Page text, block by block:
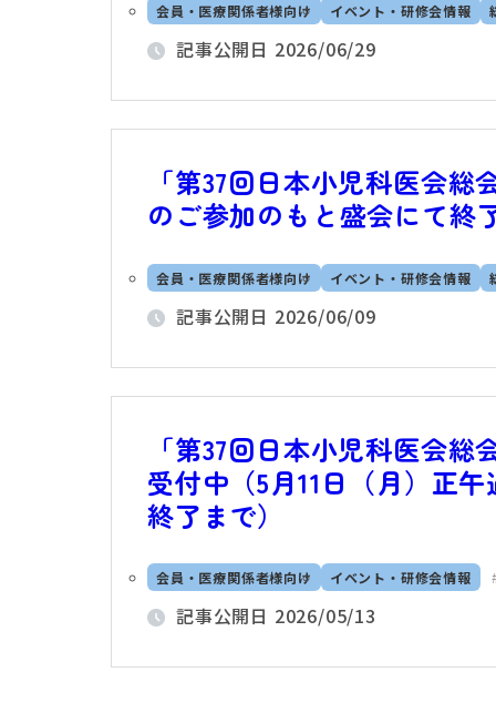
会員・医療関係者様向け イベント・研修会情報
記事公開日 2026/06/29
「第37回日本小児科医会
のご参加のもと盛会にて終
会員・医療関係者様向け イベント・研修会情報
記事公開日 2026/06/09
「第37回日本小児科医会
受付中（5月11日（月）正
終了まで）
会員・医療関係者様向け イベント・研修会情報
記事公開日 2026/05/13